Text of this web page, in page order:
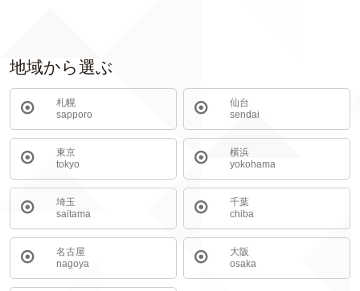
地域から選ぶ
札幌
sapporo
仙台
sendai
東京
tokyo
横浜
yokohama
埼玉
saitama
千葉
chiba
名古屋
nagoya
大阪
osaka